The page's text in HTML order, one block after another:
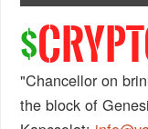
$
"Chancellor on
the block of